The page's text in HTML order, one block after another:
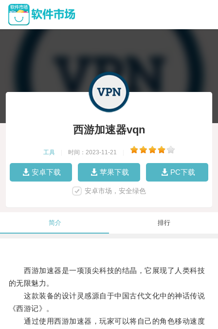
西游加速器vqn
工具 时间：2023-11-21
安卓下载 苹果下载 PC下载
安卓市场，安全绿色
简介 排行
西游加速器是一项顶尖科技的结晶，它展现了人类科技
的无限魅力。
这款装备的设计灵感源自于中国古代文化中的神话传说
《西游记》。
通过使用西游加速器，玩家可以将自己的角色移动速度